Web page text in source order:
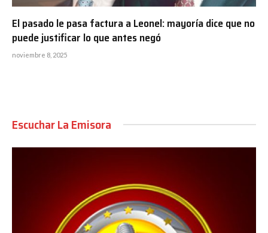
El pasado le pasa factura a Leonel: mayoría dice que no
puede justificar lo que antes negó
noviembre 8, 2025
Escuchar La Emisora